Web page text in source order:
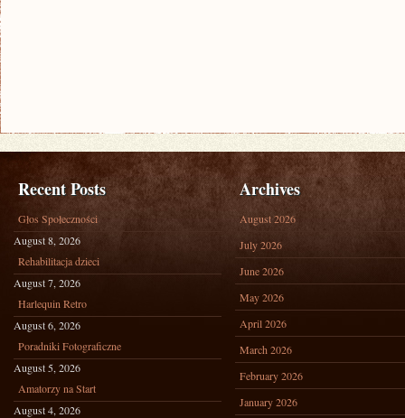
Recent Posts
Głos Społeczności
August 8, 2026
Rehabilitacja dzieci
August 7, 2026
Harlequin Retro
August 6, 2026
Poradniki Fotograficzne
August 5, 2026
Amatorzy na Start
August 4, 2026
Archives
August 2026
July 2026
June 2026
May 2026
April 2026
March 2026
February 2026
January 2026